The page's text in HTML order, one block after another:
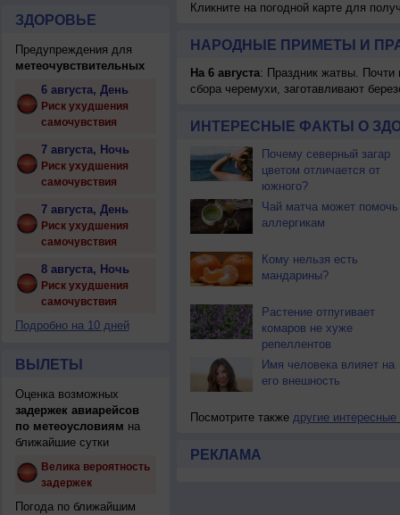
ЗДОРОВЬЕ
Предупреждения для
метеочувствительных
6 августа, День
Риск ухудшения
самочувствия
7 августа, Ночь
Риск ухудшения
самочувствия
7 августа, День
Риск ухудшения
самочувствия
8 августа, Ночь
Риск ухудшения
самочувствия
Подробно на 10 дней
ВЫЛЕТЫ
Оценка возможных
задержек авиарейсов
по метеоусловиям на
ближайшие сутки
Велика вероятность
задержек
Погода по ближайшим
Кликните на погодной карте для
НАРОДНЫЕ ПРИМЕТЫ И
На 6 августа: Праздник жатвы. Почти
сбора черемухи, заготавливают
ИНТЕРЕСНЫЕ ФАКТЫ О
Почему северный загар
цветом отличается от
южного?
Чай матча может помочь
аллергикам
Кому нельзя есть
мандарины?
Растение отпугивает
комаров не хуже
репеллентов
Имя человека влияет на
его внешность
Посмотрите также другие интересные
РЕКЛАМА